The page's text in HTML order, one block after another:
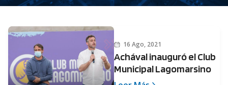
16 Ago, 2021
Achával inauguró el Club
Municipal Lagomarsino